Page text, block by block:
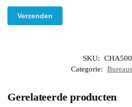
SKU:
Categorie:
Gerelateerde producten